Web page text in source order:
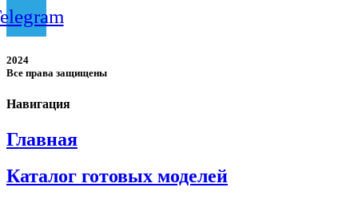
2024
Все права защищены
Навигация
Главная
Каталог готовых моделей